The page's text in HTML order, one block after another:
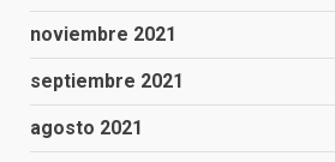
noviembre 2021
septiembre 2021
agosto 2021